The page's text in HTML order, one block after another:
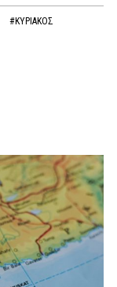
#ΚΥΡΙΑΚΟΣ